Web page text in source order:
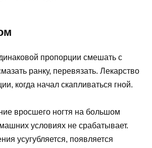
пропорции смешать с
ранку, перевязать. Лекарство
когда начал скапливаться гной.
вросшего ногтя на большом
условиях не срабатывает.
усугубляется, появляется